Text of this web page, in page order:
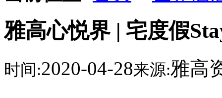
雅高心悦界 | 宅度假
时间:2020-04-28来源:雅高